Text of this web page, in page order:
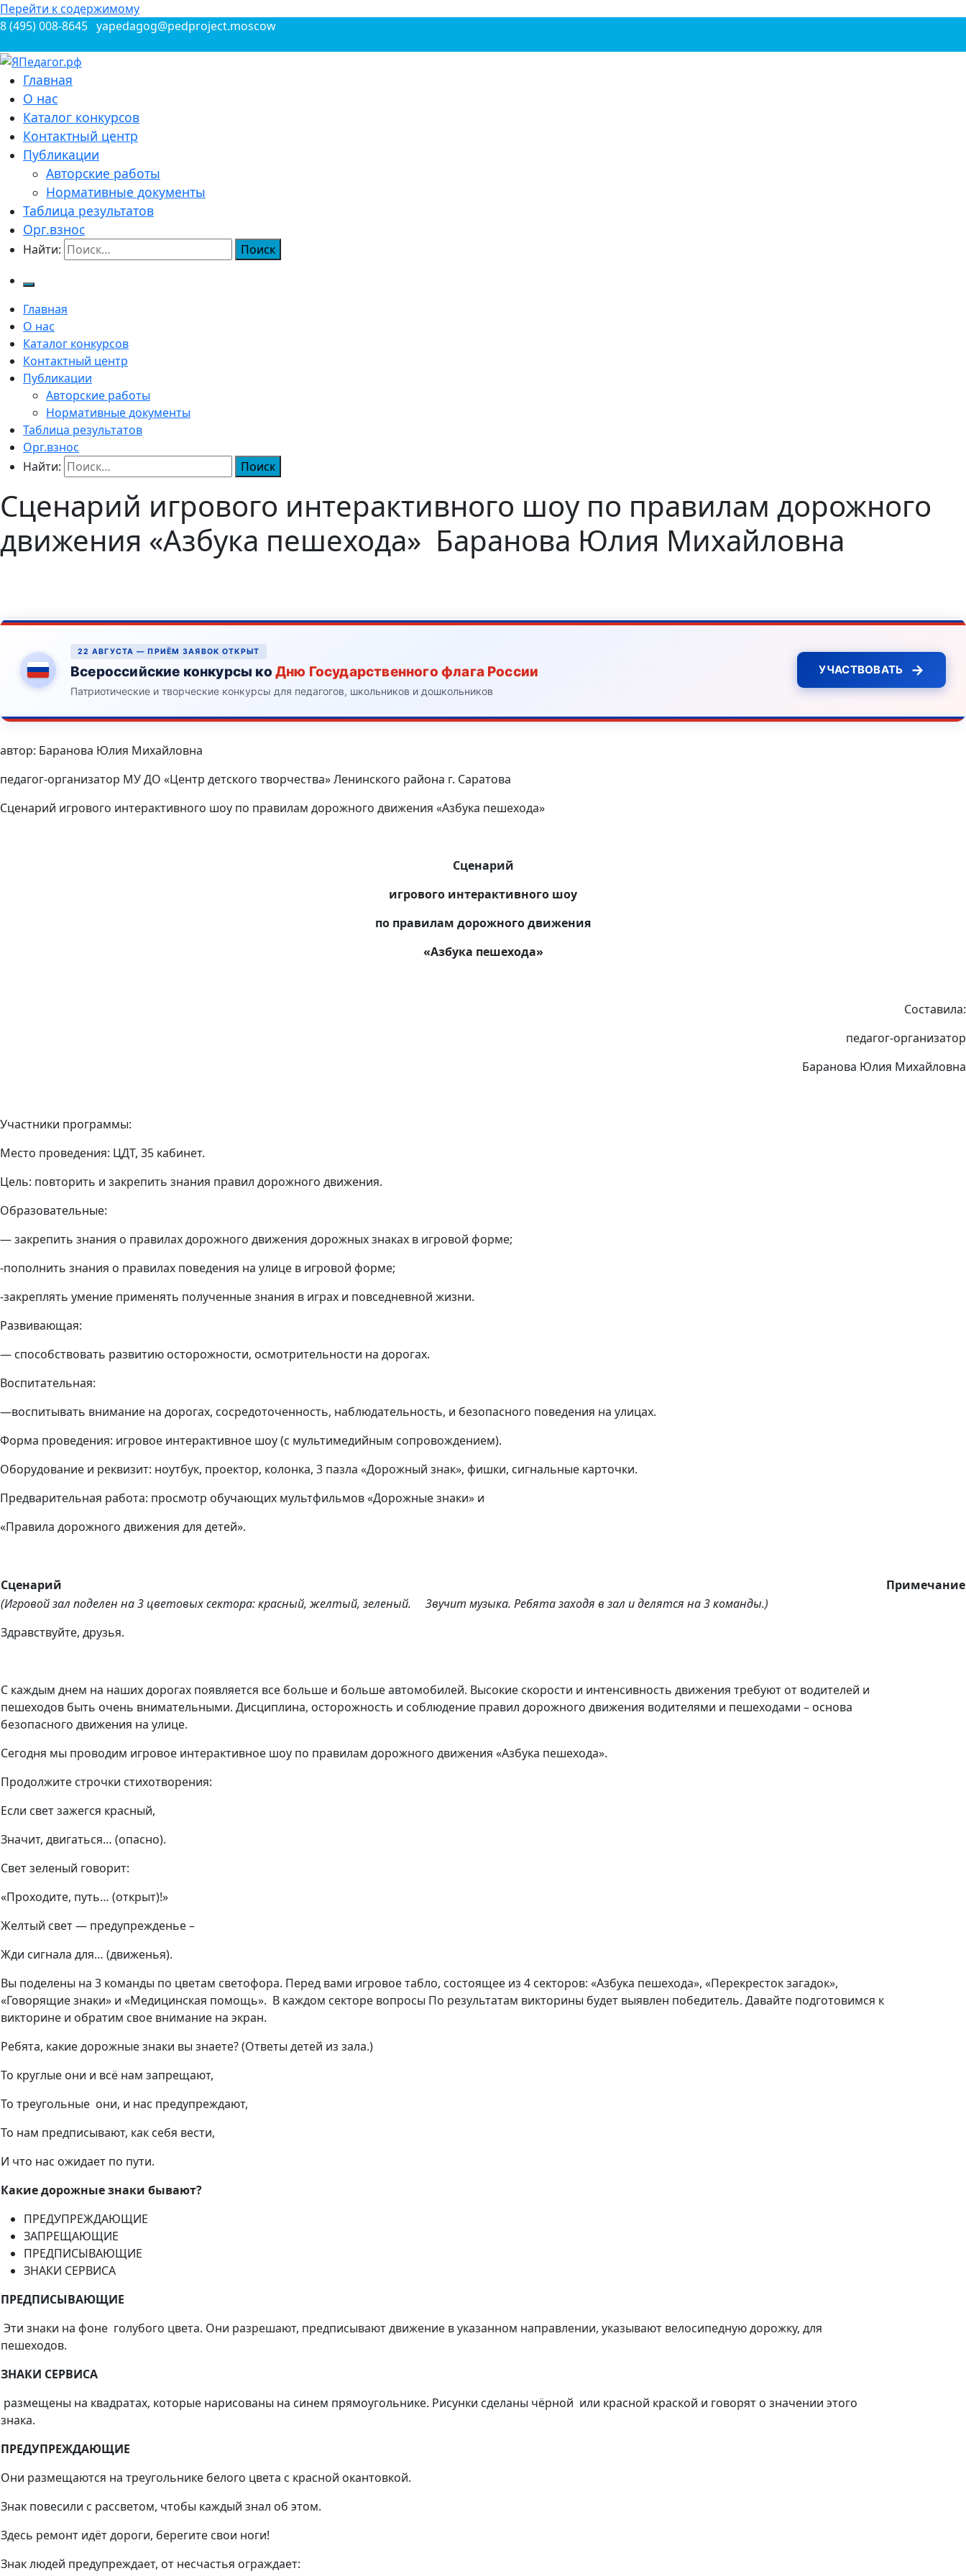
Перейти к содержимому
8 (495) 008-8645 yapedagog@pedproject.moscow
ЯПедагог.рф
Всероссийские конкурсы для педагогов
Главная
О нас
Каталог конкурсов
Контактный центр
Публикации
Авторские работы
Нормативные документы
Таблица результатов
Орг.взнос
Найти:
Главная
О нас
Каталог конкурсов
Контактный центр
Публикации
Авторские работы
Нормативные документы
Таблица результатов
Орг.взнос
Найти:
Сценарий игрового интерактивного шоу по правилам дорожного
движения «Азбука пешехода» Баранова Юлия Михайловна
22 АВГУСТА — ПРИЁМ ЗАЯВОК ОТКРЫТ
Всероссийские конкурсы ко Дню Государственного флага России
Патриотические и творческие конкурсы для педагогов, школьников и дошкольников
УЧАСТВОВАТЬ →
автор: Баранова Юлия Михайловна
педагог-организатор МУ ДО «Центр детского творчества» Ленинского района г. Саратова
Сценарий игрового интерактивного шоу по правилам дорожного движения «Азбука пешехода»
Сценарий
игрового интерактивного шоу
по правилам дорожного движения
«Азбука пешехода»
Составила:
педагог-организатор
Баранова Юлия Михайловна
Участники программы:
Место проведения: ЦДТ, 35 кабинет.
Цель: повторить и закрепить знания правил дорожного движения.
Образовательные:
— закрепить знания о правилах дорожного движения дорожных знаках в игровой форме;
-пополнить знания о правилах поведения на улице в игровой форме;
-закреплять умение применять полученные знания в играх и повседневной жизни.
Развивающая:
— способствовать развитию осторожности, осмотрительности на дорогах.
Воспитательная:
—воспитывать внимание на дорогах, сосредоточенность, наблюдательность, и безопасного поведения на улицах.
Форма проведения: игровое интерактивное шоу (с мультимедийным сопровождением).
Оборудование и реквизит: ноутбук, проектор, колонка, 3 пазла «Дорожный знак», фишки, сигнальные карточки.
Предварительная работа: просмотр обучающих мультфильмов «Дорожные знаки» и
«Правила дорожного движения для детей».
Сценарий
Примечание
(Игровой зал поделен на 3 цветовых сектора: красный, желтый, зеленый. Звучит музыка. Ребята заходя в зал и делятся на 3 команды.)
Здравствуйте, друзья.
С каждым днем на наших дорогах появляется все больше и больше автомобилей. Высокие скорости и интенсивность движения требуют от водителей и
пешеходов быть очень внимательными. Дисциплина, осторожность и соблюдение правил дорожного движения водителями и пешеходами – основа
безопасного движения на улице.
Сегодня мы проводим игровое интерактивное шоу по правилам дорожного движения «Азбука пешехода».
Продолжите строчки стихотворения:
Если свет зажегся красный,
Значит, двигаться… (опасно).
Свет зеленый говорит:
«Проходите, путь… (открыт)!»
Желтый свет — предупрежденье –
Жди сигнала для… (движенья).
Вы поделены на 3 команды по цветам светофора. Перед вами игровое табло, состоящее из 4 секторов: «Азбука пешехода», «Перекресток загадок»,
«Говорящие знаки» и «Медицинская помощь». В каждом секторе вопросы По результатам викторины будет выявлен победитель. Давайте подготовимся к
викторине и обратим свое внимание на экран.
Ребята, какие дорожные знаки вы знаете? (Ответы детей из зала.)
То круглые они и всё нам запрещают,
То треугольные они, и нас предупреждают,
То нам предписывают, как себя вести,
И что нас ожидает по пути.
Какие дорожные знаки бывают?
ПРЕДУПРЕЖДАЮЩИЕ
ЗАПРЕЩАЮЩИЕ
ПРЕДПИСЫВАЮЩИЕ
ЗНАКИ СЕРВИСА
ПРЕДПИСЫВАЮЩИЕ
Эти знаки на фоне голубого цвета. Они разрешают, предписывают движение в указанном направлении, указывают велосипедную дорожку, для
пешеходов.
ЗНАКИ СЕРВИСА
размещены на квадратах, которые нарисованы на синем прямоугольнике. Рисунки сделаны чёрной или красной краской и говорят о значении этого
знака.
ПРЕДУПРЕЖДАЮЩИЕ
Они размещаются на треугольнике белого цвета с красной окантовкой.
Знак повесили с рассветом, чтобы каждый знал об этом.
Здесь ремонт идёт дороги, берегите свои ноги!
Знак людей предупреждает, от несчастья ограждает: